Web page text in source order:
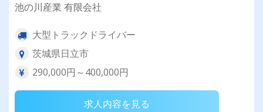
池の川産業 有限会社
大型トラックドライバー
茨城県日立市
290,000円～400,000円
求人内容を見る